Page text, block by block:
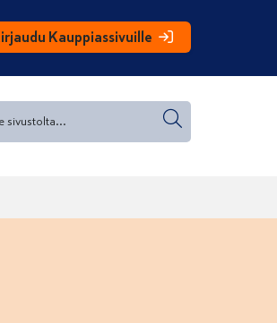
Kauppiassivuille